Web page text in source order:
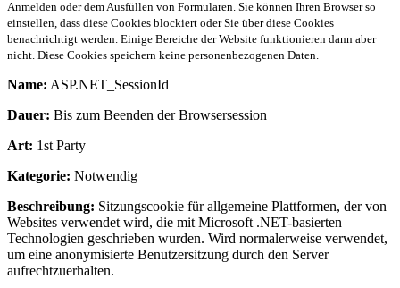
Anmelden oder dem Ausfüllen von Formularen. Sie können Ihren Browser so
einstellen, dass diese Cookies blockiert oder Sie über diese Cookies
benachrichtigt werden. Einige Bereiche der Website funktionieren dann aber
nicht. Diese Cookies speichern keine personenbezogenen Daten.
Name: ASP.NET_SessionId
Dauer: Bis zum Beenden der Browsersession
Art: 1st Party
Kategorie: Notwendig
Beschreibung: Sitzungscookie für allgemeine Plattformen, der von
Websites verwendet wird, die mit Microsoft .NET-basierten
Technologien geschrieben wurden. Wird normalerweise verwendet,
um eine anonymisierte Benutzersitzung durch den Server
aufrechtzuerhalten.